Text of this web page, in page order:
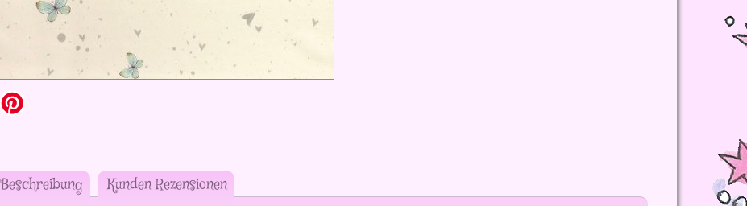
Beschreibung Kunden Rezensionen